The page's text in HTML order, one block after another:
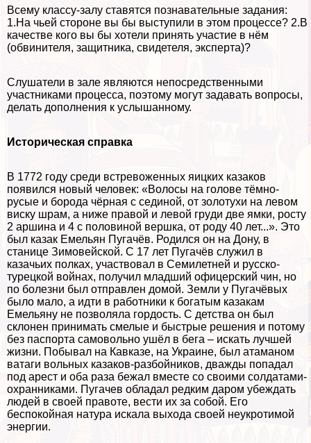
Всему классу-залу ставятся познавательные задания:
1.На чьей стороне вы бы выступили в этом процессе? 2.В
качестве кого вы бы хотели принять участие в нём
(обвинителя, защитника, свидетеля, эксперта)?
Слушатели в зале являются непосредственными
участниками процесса, поэтому могут задавать вопросы,
делать дополнения к услышанному.
Историческая справка
В 1772 году среди встревоженных яицких казаков
появился новый человек: «Волосы на голове тёмно-
русые и борода чёрная с сединой, от золотухи на левом
виску шрам, а ниже правой и левой гpyди две ямки, росту
2 аршина и 4 с половиной вершка, от роду 40 лет...». Это
был казак Емельян Пугачёв. Родился он на Дону, в
станице Зимовейской. С 17 лет Пугачёв служил в
казачьих полках, участвовал в Семилетней и русско-
турецкой войнах, получил младший офицерский чин, но
по болезни был отправлен домой. Земли у Пугачёвых
было мало, а идти в работники к богатым казакам
Емельяну не позволяла гордость. С детства он был
склонен принимать смелые и быстрые решения и потому
без паспорта самовольно ушёл в бега – искать лучшей
жизни. Побывал на Кавказе, на Украине, был атаманом
ватаги вольных казаков-разбойников, дважды попадал
под арест и оба раза бежал вместе со своими солдатами-
охранниками. Пугачев обладал редким даром убеждать
людей в своей правоте, вести их за собой. Его
беспокойная натура искала выхода своей неукротимой
энергии.